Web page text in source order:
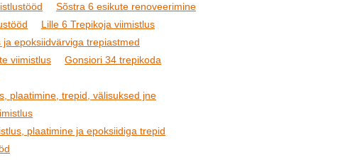
Sõstra 6 esikute renoveerimine
Lille 6 Trepikoja viimistlus
epoksiidvärviga trepiastmed
viimistlus
Gonsiori 34 trepikoda
plaatimine, trepid, välisuksed jne
plaatimine ja epoksiidiga trepid